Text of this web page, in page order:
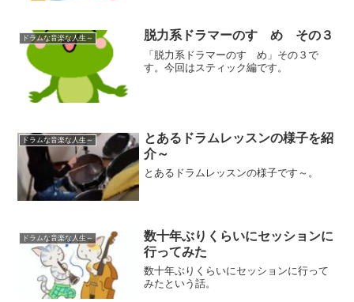
ドラムな音楽な人生～ 脱力系ドラマーのすゝめ その３
「脱力系ドラマーのすゝめ」その３で
す。今回はスティック編です。
ドラムな音楽な人生～
とあるドラムレッスンの様子を紹
介～
とあるドラムレッスンの様子です～。
ドラムな音楽な人生～
数十年ぶりくらいにセッションに
行ってみた
数十年ぶりくらいにセッションに行って
みたという話。